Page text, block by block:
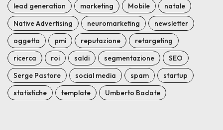
lead generation
marketing Mobile
natale
Native Advertising
neuromarketing
newsletter
oggetto
pmi reputazione
retargeting
ricerca
roi saldi segmentazione
SEO
Serge Pastore
social media spam
startup
statistiche
template Umberto Badate